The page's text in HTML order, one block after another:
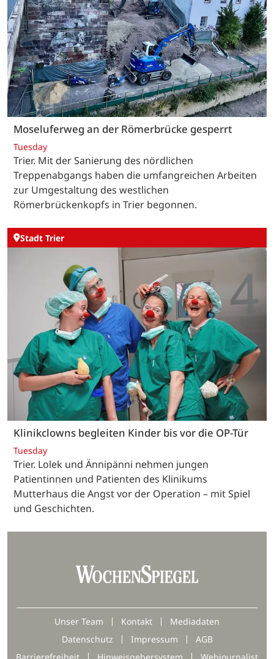
Moseluferweg an der Römerbrücke gesperrt
Tuesday
Trier. Mit der Sanierung des nördlichen
Treppenabgangs haben die umfangreichen Arbeiten
zur Umgestaltung des westlichen
Römerbrückenkopfs in Trier begonnen.
Stadt Trier
Klinikclowns begleiten Kinder bis vor die OP-Tür
Tuesday
Trier. Lolek und Ännipänni nehmen jungen
Patientinnen und Patienten des Klinikums
Mutterhaus die Angst vor der Operation – mit Spiel
und Geschichten.
Unser Team Kontakt
Mediadaten
Datenschutz
Impressum
AGB